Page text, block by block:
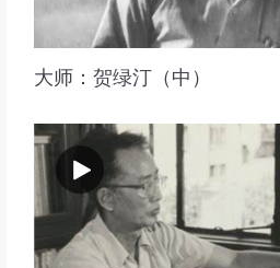
大师：贺绿汀（中）